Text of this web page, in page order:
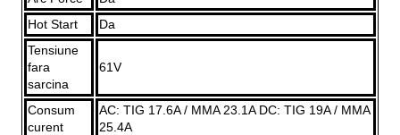
Hot Start
Da
Tensiune
fara
sarcina
61V
Consum
curent
AC: TIG 17.6A / MMA 23.1A DC: TIG 19A / MMA
25.4A